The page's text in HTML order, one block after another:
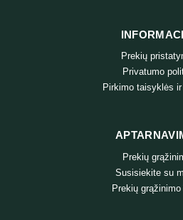
Prekių
Privatumo
Pirkimo taisyklės
Prekių
Susisiekite su
Prekių